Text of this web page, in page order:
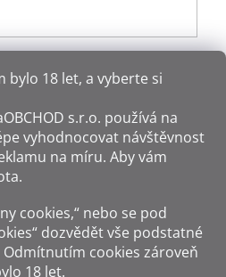
bylo 18 let, a vyberte si
s.r.o. používá na
vyhodnocovat návštěvnost
na míru. Aby vám
cookies,“ nebo se pod
dozvědět vše podstatné
cookies zároveň
18 let.
dopravy: